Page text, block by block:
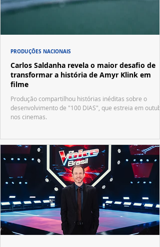
Carlos Saldanha revela o maior desafio de
transformar a história de Amyr Klink em
filme
Produção compartilhou histórias inéditas sobre o
desenvolvimento de "100 DIAS", que estreia em
nos cinemas.
PRODUÇÕES NACIONAIS